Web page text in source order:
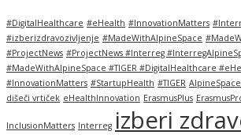
#DigitalHealthcare #eHealth #InnovationMatters
#izberizdravozivljenje #MadeWithAlpineSpace
#ProjectNews #ProjectNews #Interreg
#MadeWithAlpineSpace #TIGER #DigitalHealthcare
#InnovationMatters #StartupHealth #TIGER AlpineSpace
dišeči vrtiček eHealthInnovation ErasmusPlus
InclusionMatters Interreg izberi